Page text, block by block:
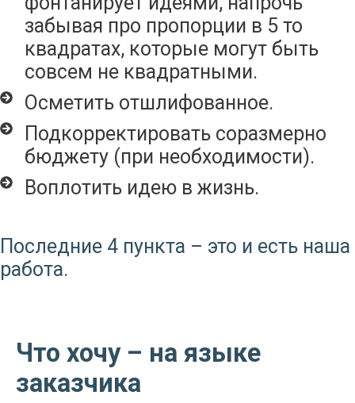
забывая про пропорции в 5 то
квадратах, которые могут быть
совсем не квадратными.
Осметить отшлифованное.
Подкорректировать соразмерно
бюджету (при необходимости).
Воплотить идею в жизнь.
Последние 4 пункта – это и есть наша
работа.
Что хочу – на языке
заказчика